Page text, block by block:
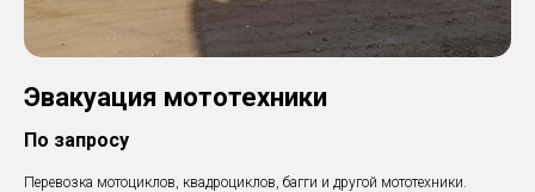
Эвакуация мототехники
По запросу
Перевозка мотоциклов, квадроциклов, багги и другой мототехники.